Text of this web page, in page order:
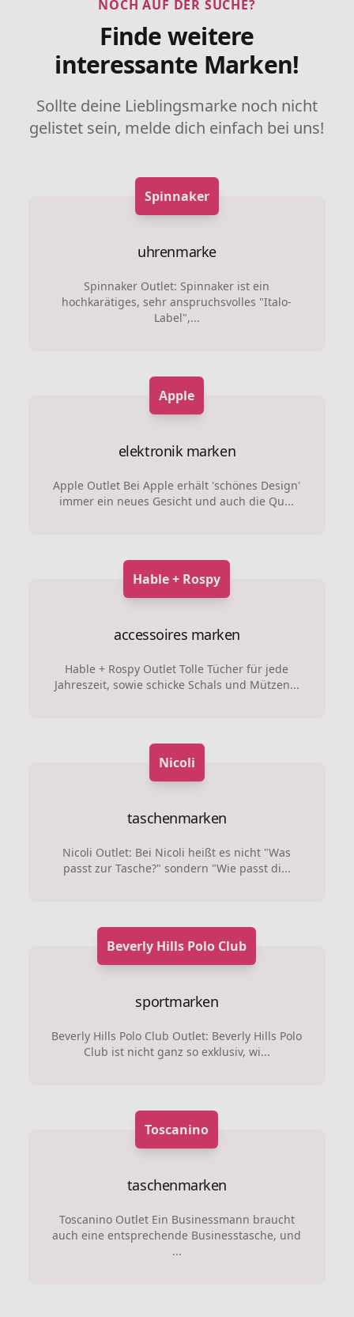
NOCH AUF DER SUCHE?
Finde weitere
interessante Marken!
Sollte deine Lieblingsmarke noch nicht
gelistet sein, melde dich einfach bei uns!
Spinnaker
uhrenmarke
Spinnaker Outlet: Spinnaker ist ein
hochkarätiges, sehr anspruchsvolles "Italo-
Label",...
Apple
elektronik marken
Apple Outlet Bei Apple erhält 'schönes Design'
immer ein neues Gesicht und auch die Qu...
Hable + Rospy
accessoires marken
Hable + Rospy Outlet Tolle Tücher für jede
Jahreszeit, sowie schicke Schals und Mützen...
Nicoli
taschenmarken
Nicoli Outlet: Bei Nicoli heißt es nicht "Was
passt zur Tasche?" sondern "Wie passt di...
Beverly Hills Polo Club
sportmarken
Beverly Hills Polo Club Outlet: Beverly Hills Polo
Club ist nicht ganz so exklusiv, wi...
Toscanino
taschenmarken
Toscanino Outlet Ein Businessmann braucht
auch eine entsprechende Businesstasche, und
...